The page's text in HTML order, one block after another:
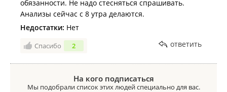
обязанности. Не надо стесняться спрашивать.
Анализы сейчас с 8 утра делаются.
Недостатки: Нет
Спасибо 2 ответить
На кого подписаться
Мы подобрали список этих людей специально для вас.